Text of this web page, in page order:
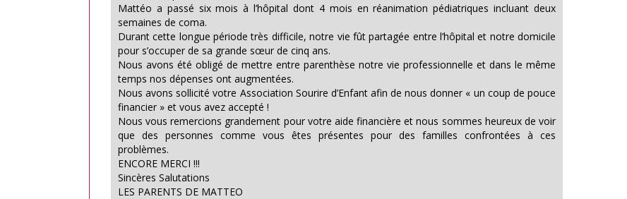
Mattéo a passé six mois à l’hôpital dont 4 mois en réanimation pédiatriques incluant deux
semaines de coma.
Durant cette longue période très difficile, notre vie fût partagée entre l’hôpital et notre domicile
pour s’occuper de sa grande sœur de cinq ans.
Nous avons été obligé de mettre entre parenthèse notre vie professionnelle et dans le même
temps nos dépenses ont augmentées.
Nous avons sollicité votre Association Sourire d’Enfant afin de nous donner « un coup de pouce
financier » et vous avez accepté !
Nous vous remercions grandement pour votre aide financière et nous sommes heureux de voir
que des personnes comme vous êtes présentes pour des familles confrontées à ces
problèmes.
ENCORE MERCI !!!
Sincères Salutations
LES PARENTS DE MATTEO